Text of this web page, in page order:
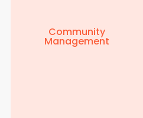
Community
Management